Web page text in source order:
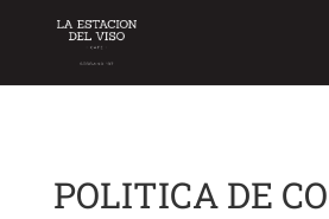
POLITICA DE